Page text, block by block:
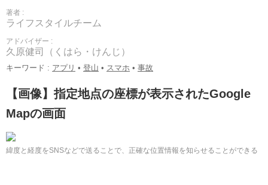
著者 :
ライフスタイルチーム
アドバイザー :
久原健司（くはら・けんじ）
キーワード : アプリ • 登山 • スマホ • 事故
【画像】指定地点の座標が表示されたGoogle
Mapの画面
緯度と経度をSNSなどで送ることで、正確な位置情報を知らせることができる